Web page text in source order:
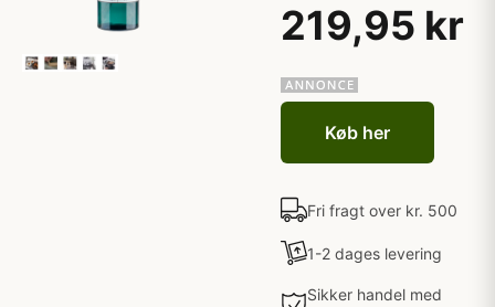
219,95 kr
Køb her
Fri fragt over kr. 500
1-2 dages levering
Sikker handel med